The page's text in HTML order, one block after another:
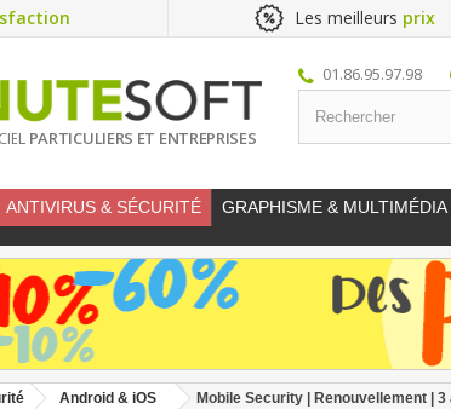
Les meilleurs prix
PARTICULIERS ET ENTREPRISES
01.86.95.97.98
ANTIVIRUS & SÉCURITÉ GRAPHISME & MULTIMÉDIA
Android & iOS Mobile Security | Renouvellement |